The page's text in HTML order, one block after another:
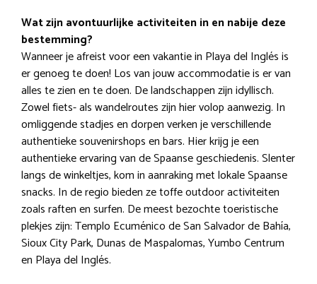
Wat zijn avontuurlijke activiteiten in en nabije deze
bestemming?
Wanneer je afreist voor een vakantie in Playa del Inglés is
er genoeg te doen! Los van jouw accommodatie is er van
alles te zien en te doen. De landschappen zijn idyllisch.
Zowel fiets- als wandelroutes zijn hier volop aanwezig. In
omliggende stadjes en dorpen verken je verschillende
authentieke souvenirshops en bars. Hier krijg je een
authentieke ervaring van de Spaanse geschiedenis. Slenter
langs de winkeltjes, kom in aanraking met lokale Spaanse
snacks. In de regio bieden ze toffe outdoor activiteiten
zoals raften en surfen. De meest bezochte toeristische
plekjes zijn: Templo Ecuménico de San Salvador de Bahía,
Sioux City Park, Dunas de Maspalomas, Yumbo Centrum
en Playa del Inglés.